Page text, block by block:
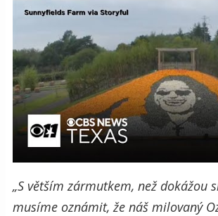
„S větším zármutkem, než dokážou
musíme oznámit, že náš milovaný